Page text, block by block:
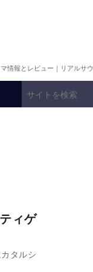
情報とレビュー｜リアルサ
ィゲ
タルシ